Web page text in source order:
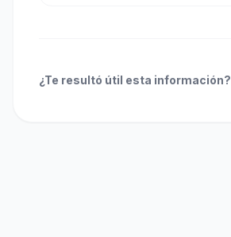
¿Te resultó útil esta información?